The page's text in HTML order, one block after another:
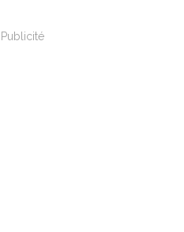
Publicité